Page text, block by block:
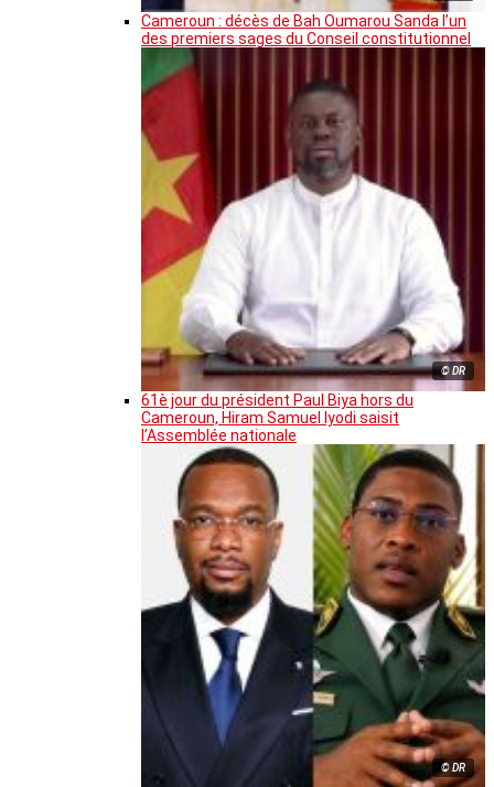
Cameroun : décès de Bah Oumarou Sanda l’un
des premiers sages du Conseil constitutionnel
© DR
61è jour du président Paul Biya hors du
Cameroun, Hiram Samuel Iyodi saisit
l’Assemblée nationale
© DR